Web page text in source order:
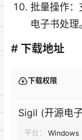
批量操作：
电子书处理。
# 下载地址
下载权限
Sigil (开源电
平台：
Windows